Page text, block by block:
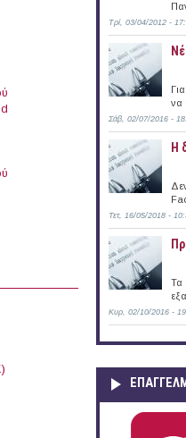
Έργου στο Ινστιτούτο
Τρί, 03/04/2012 -
να
Σάβ, 02/07/2016 -
Η
Τετ, 16/05/2018 -
Τα
Κυρ, 02/10/2016 -